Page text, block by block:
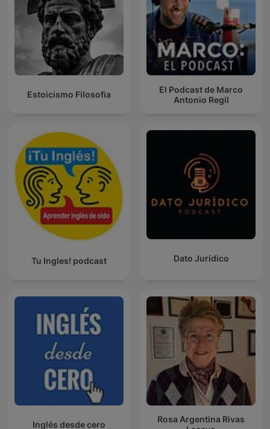
Estoicismo Filosofia
El Podcast de Marco
Antonio Regil
Tu Ingles! podcast Dato Jurídico
Inglés desde cero
Rosa Argentina Rivas